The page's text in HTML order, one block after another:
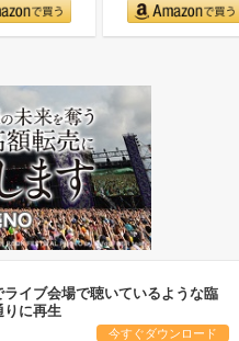
ライブ会場で聴いているような臨
りに再生
今すぐダウンロード